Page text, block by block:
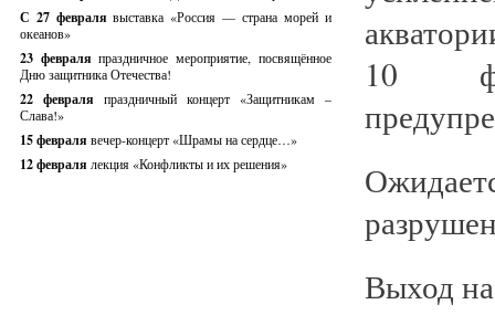
С 27 февралявыставка «Россия — страна морей и
океанов»
23 февраляпраздничное мероприятие, посвящённое
Дню защитника Отечества!
22 февраля праздничный концерт «Защитникам –
Слава!»
15 февраля вечер-концерт «Шрамы на сердце…»
12 февраля лекция «Конфликты и их решения»
10
Выход